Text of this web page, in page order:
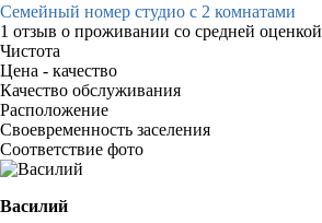
Семейный номер студио с 2 комнатами
1 отзыв о проживании со средней оценкой
Чистота
Цена - качество
Качество обслуживания
Расположение
Своевременность заселения
Соответствие фото
Василий